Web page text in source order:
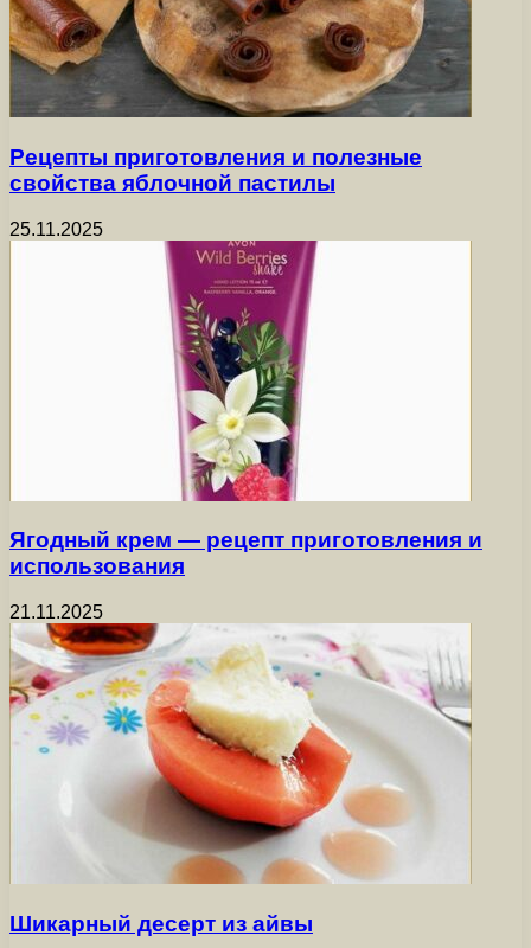
Рецепты приготовления и полезные
свойства яблочной пастилы
25.11.2025
Ягодный крем — рецепт приготовления и
использования
21.11.2025
Шикарный десерт из айвы